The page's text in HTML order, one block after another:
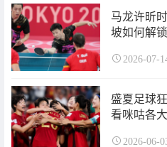
马龙许昕
坡如何解
2026-07-
盛夏足球
看咪咕各
2026-06-